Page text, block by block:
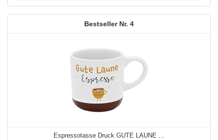
4
Espressotasse Druck GUTE LAUNE ...